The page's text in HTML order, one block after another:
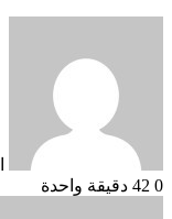
0
دقيقة واحدة